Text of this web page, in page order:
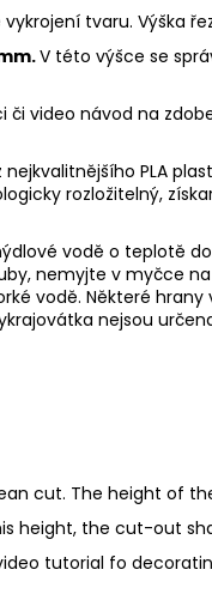
tvaru. Výška
V této výšce se
video návod na
PLA
rozložitelný,
vodě o teplotě
nemyjte v myčce
vodě. Některé
nejsou
cut. The height of
height, the cut-out
tutorial fo